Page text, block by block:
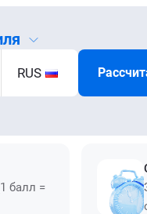
RUS
балл =